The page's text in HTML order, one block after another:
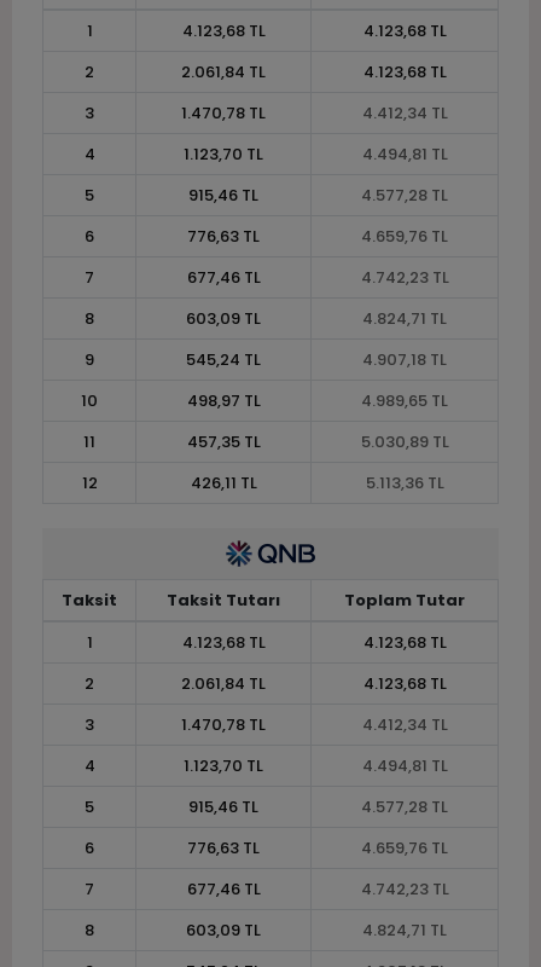
1
4.123,68 TL
4.123,68 TL
2
2.061,84 TL
4.123,68 TL
3
1.470,78 TL
4.412,34 TL
4
1.123,70 TL
4.494,81 TL
5
915,46 TL
4.577,28 TL
6
776,63 TL
4.659,76 TL
7
677,46 TL
4.742,23 TL
8
603,09 TL
4.824,71 TL
9
545,24 TL
4.907,18 TL
10
498,97 TL
4.989,65 TL
11
457,35 TL
5.030,89 TL
12
426,11 TL 5.113,36 TL
Taksit Taksit Tutarı
Toplam Tutar
1
4.123,68 TL
4.123,68 TL
2
2.061,84 TL
4.123,68 TL
3
1.470,78 TL
4.412,34 TL
4
1.123,70 TL
4.494,81 TL
5
915,46 TL
4.577,28 TL
6
776,63 TL
4.659,76 TL
7
677,46 TL
4.742,23 TL
8
603,09 TL
4.824,71 TL